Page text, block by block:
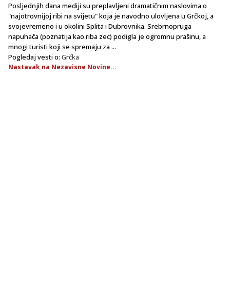
Posljednjih dana mediji su preplavljeni dramatičnim naslovima o
"najotrovnijoj ribi na svijetu" koja je navodno ulovljena u Grčkoj, a
svojevremeno i u okolini Splita i Dubrovnika. Srebrnopruga
napuhača (poznatija kao riba zec) podigla je ogromnu prašinu, a
mnogi turisti koji se spremaju za ...
Pogledaj vesti o: Grčka
Nastavak na Nezavisne Novine...